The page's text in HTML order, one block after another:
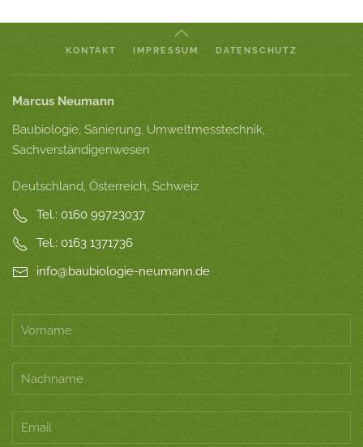
KONTAKT IMPRESSUM DATENSCHUTZ
Marcus Neumann
Baubiologie, Sanierung, Umweltmesstechnik,
Sachverständigenwesen
Deutschland, Österreich, Schweiz
Tel.: 0160 99723037
Tel.: 0163 1371736
info@baubiologie-neumann.de